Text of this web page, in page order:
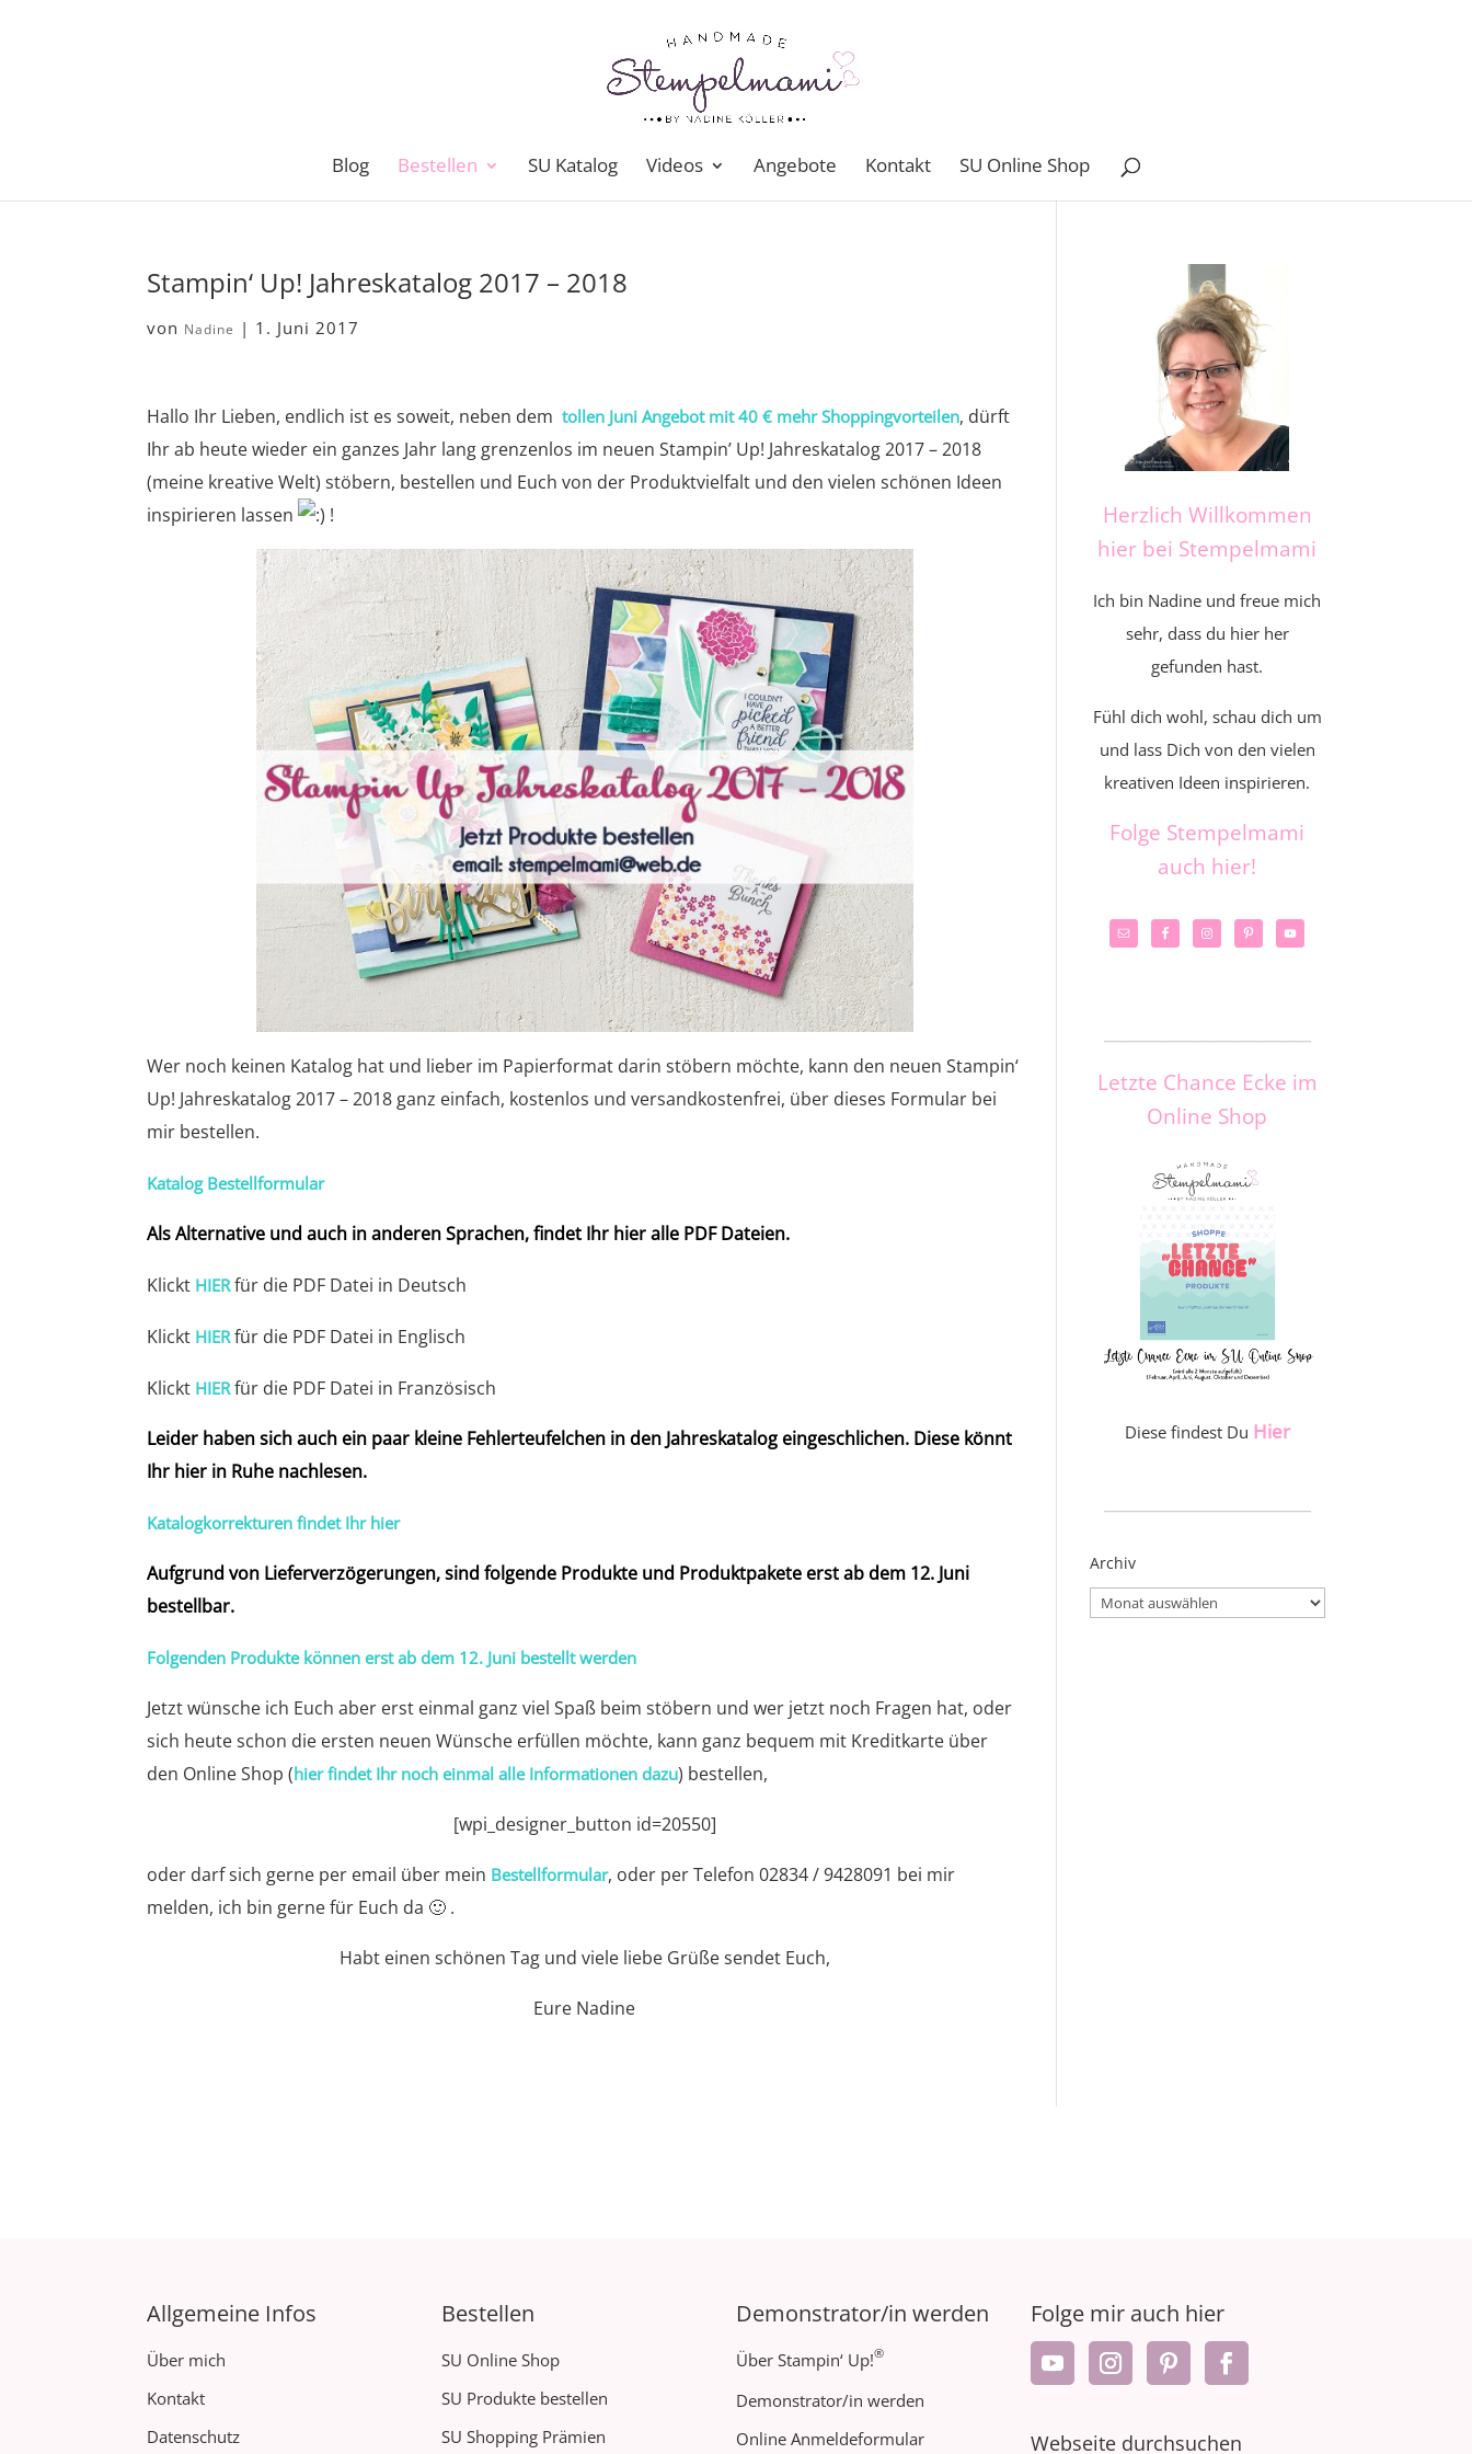
Blog Bestellen SU Katalog Videos Angebote Kontakt SU Online Shop
Stampin‘ Up! Jahreskatalog 2017 – 2018
von Nadine | 1. Juni 2017
Hallo Ihr Lieben, endlich ist es soweit, neben dem tollen Juni Angebot mit 40 € mehr Shoppingvorteilen, dürft
Ihr ab heute wieder ein ganzes Jahr lang grenzenlos im neuen Stampin’ Up! Jahreskatalog 2017 – 2018
(meine kreative Welt) stöbern, bestellen und Euch von der Produktvielfalt und den vielen schönen Ideen
inspirieren lassen
!
Wer noch keinen Katalog hat und lieber im Papierformat darin stöbern möchte, kann den neuen Stampin‘
Up! Jahreskatalog 2017 – 2018 ganz einfach, kostenlos und versandkostenfrei, über dieses Formular bei
mir bestellen.
Katalog Bestellformular
Als Alternative und auch in anderen Sprachen, findet Ihr hier alle PDF Dateien.
Klickt HIERfür die PDF Datei in Deutsch
Klickt HIER für die PDF Datei in Englisch
Klickt HIERfür die PDF Datei in Französisch
Leider haben sich auch ein paar kleine Fehlerteufelchen in den Jahreskatalog eingeschlichen. Diese könnt
Ihr hier in Ruhe nachlesen.
Katalogkorrekturen findet Ihr hier
Aufgrund von Lieferverzögerungen, sind folgende Produkte und Produktpakete erst ab dem 12. Juni
bestellbar.
Folgenden Produkte können erst ab dem 12. Juni bestellt werden
Jetzt wünsche ich Euch aber erst einmal ganz viel Spaß beim stöbern und wer jetzt noch Fragen hat, oder
sich heute schon die ersten neuen Wünsche erfüllen möchte, kann ganz bequem mit Kreditkarte über
den Online Shop (hier findet Ihr noch einmal alle Informationen dazu) bestellen,
[wpi_designer_button id=20550]
oder darf sich gerne per email über mein Bestellformular, oder per Telefon 02834 / 9428091 bei mir
melden, ich bin gerne für Euch da 🙂 .
Habt einen schönen Tag und viele liebe Grüße sendet Euch,
Eure Nadine
Herzlich Willkommen
hier bei Stempelmami
Ich bin Nadine und freue mich
sehr, dass du hier her
gefunden hast.
Fühl dich wohl, schau dich um
und lass Dich von den vielen
kreativen Ideen inspirieren.
Folge Stempelmami
auch hier!
Letzte Chance Ecke im
Online Shop
Diese findest Du Hier
Archiv
Archiv
Allgemeine Infos
Über mich
Kontakt
Datenschutz
Bestellen
SU Online Shop
SU Produkte bestellen
SU Shopping Prämien
Demonstrator/in werden
Über Stampin‘ Up!®
Demonstrator/in werden
Online Anmeldeformular
Folge mir auch hier
Webseite durchsuchen